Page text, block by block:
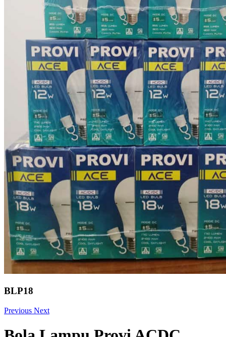
BLP18
Previous Next